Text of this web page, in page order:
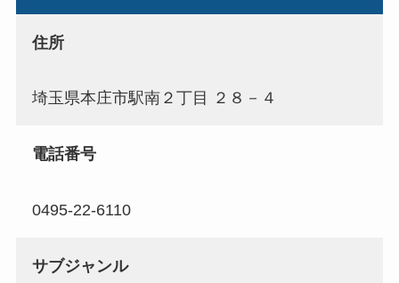
住所
埼玉県本庄市駅南２丁目 ２８－４
電話番号
0495-22-6110
サブジャンル